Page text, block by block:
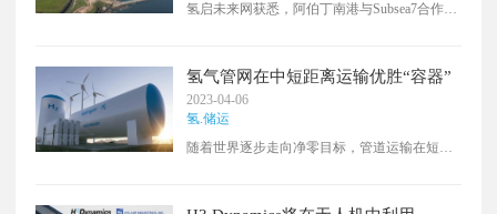
厂的脱碳运营中发挥重要作用。
氢启未来网获悉，阿伯丁南港与Subsea7合作获
氢气管网在中短距离运输优胜“容器”
2023-04-06
氢.储运
随着世界逐步走向净零目标，管道运输在短中
气运输路线，其中90%以上位于欧洲和北美